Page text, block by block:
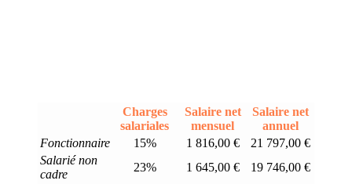
Charges
salariales
Salaire net
mensuel
Salaire net
annuel
Fonctionnaire
15% 1 816,00 €
21 797,00 €
Salarié non
cadre
23% 1 645,00 €
19 746,00 €